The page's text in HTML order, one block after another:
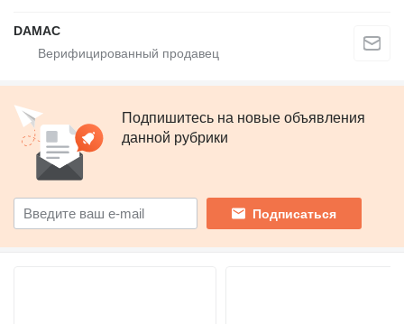
DAMAC
Подпишитесь на новые объявления
данной рубрики
Подписаться